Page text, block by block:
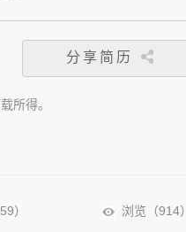
分享简历
所得。
59） 浏览（914）